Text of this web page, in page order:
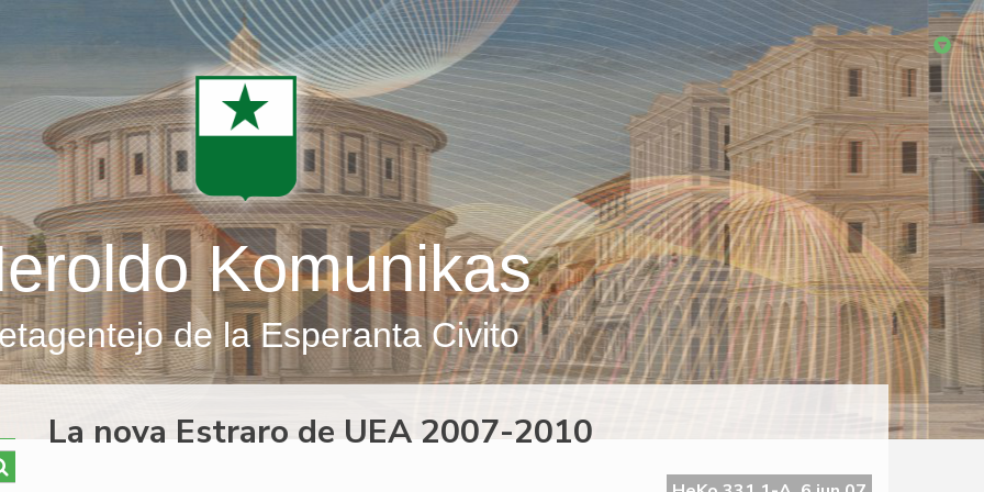
Komunikas
de la Esperanta Civito
La nova Estraro de UEA 2007-2010